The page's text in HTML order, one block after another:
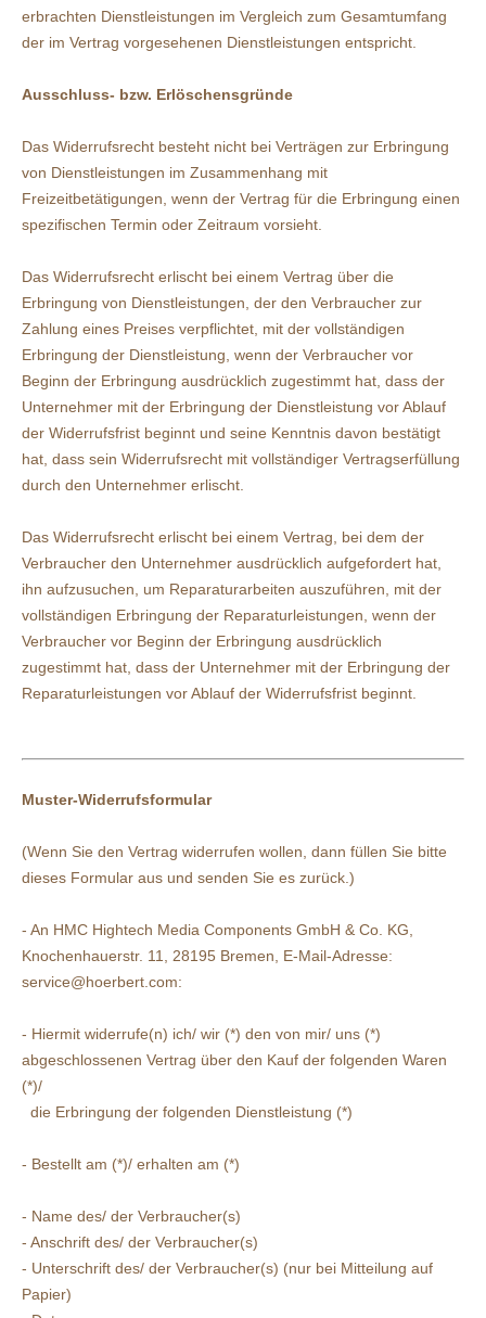
erbrachten Dienstleistungen im Vergleich zum Gesamtumfang
der im Vertrag vorgesehenen Dienstleistungen entspricht.
Ausschluss- bzw. Erlöschensgründe
Das Widerrufsrecht besteht nicht bei Verträgen zur Erbringung
von Dienstleistungen im Zusammenhang mit
Freizeitbetätigungen, wenn der Vertrag für die Erbringung einen
spezifischen Termin oder Zeitraum vorsieht.
Das Widerrufsrecht erlischt bei einem Vertrag über die
Erbringung von Dienstleistungen, der den Verbraucher zur
Zahlung eines Preises verpflichtet, mit der vollständigen
Erbringung der Dienstleistung, wenn der Verbraucher vor
Beginn der Erbringung ausdrücklich zugestimmt hat, dass der
Unternehmer mit der Erbringung der Dienstleistung vor Ablauf
der Widerrufsfrist beginnt und seine Kenntnis davon bestätigt
hat, dass sein Widerrufsrecht mit vollständiger Vertragserfüllung
durch den Unternehmer erlischt.
Das Widerrufsrecht erlischt bei einem Vertrag, bei dem der
Verbraucher den Unternehmer ausdrücklich aufgefordert hat,
ihn aufzusuchen, um Reparaturarbeiten auszuführen, mit der
vollständigen Erbringung der Reparaturleistungen, wenn der
Verbraucher vor Beginn der Erbringung ausdrücklich
zugestimmt hat, dass der Unternehmer mit der Erbringung der
Reparaturleistungen vor Ablauf der Widerrufsfrist beginnt.
Muster-Widerrufsformular
(Wenn Sie den Vertrag widerrufen wollen, dann füllen Sie bitte
dieses Formular aus und senden Sie es zurück.)
- An HMC Hightech Media Components GmbH & Co. KG,
Knochenhauerstr. 11, 28195 Bremen , E-Mail-Adresse:
service@hoerbert.com:
- Hiermit widerrufe(n) ich/ wir (*) den von mir/ uns (*)
abgeschlossenen Vertrag über den Kauf der folgenden Waren
(*)/
die Erbringung der folgenden Dienstleistung (*)
- Bestellt am (*)/ erhalten am (*)
- Name des/ der Verbraucher(s)
- Anschrift des/ der Verbraucher(s)
- Unterschrift des/ der Verbraucher(s) (nur bei Mitteilung auf
Papier)